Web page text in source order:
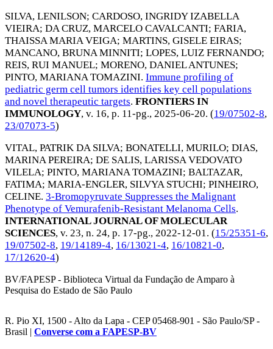
SILVA, LENILSON; CARDOSO, INGRIDY IZABELLA
VIEIRA; DA CRUZ, MARCELO CAVALCANTI; FARIA,
THAISSA MARIA VEIGA; MARTINS, GISELE EIRAS;
MANCANO, BRUNA MINNITI; LOPES, LUIZ FERNANDO;
REIS, RUI MANUEL; MORENO, DANIEL ANTUNES;
PINTO, MARIANA TOMAZINI. Immune profiling of
pediatric germ cell tumors identifies key cell populations
and novel therapeutic targets. FRONTIERS IN
IMMUNOLOGY, v. 16, p. 11-pg., 2025-06-20. (19/07502-8,
23/07073-5)
VITAL, PATRIK DA SILVA; BONATELLI, MURILO; DIAS,
MARINA PEREIRA; DE SALIS, LARISSA VEDOVATO
VILELA; PINTO, MARIANA TOMAZINI; BALTAZAR,
FATIMA; MARIA-ENGLER, SILVYA STUCHI; PINHEIRO,
CELINE. 3-Bromopyruvate Suppresses the Malignant
Phenotype of Vemurafenib-Resistant Melanoma Cells.
INTERNATIONAL JOURNAL OF MOLECULAR
SCIENCES, v. 23, n. 24, p. 17-pg., 2022-12-01. (15/25351-6,
19/07502-8, 19/14189-4, 16/13021-4, 16/10821-0,
17/12620-4)
BV/FAPESP - Biblioteca Virtual da Fundação de Amparo à
Pesquisa do Estado de São Paulo
R. Pio XI, 1500 - Alto da Lapa - CEP 05468-901 - São Paulo/SP -
Brasil | Converse com a FAPESP-BV